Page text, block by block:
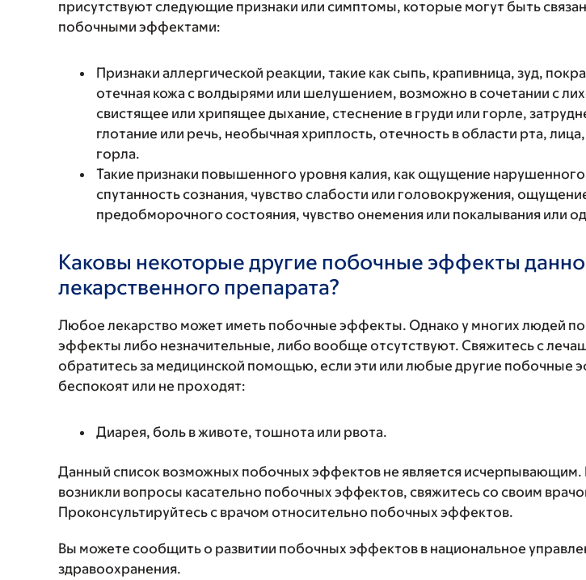
присутствуют следующие признаки или симптомы, которые могут быть
побочными эффектами:
Признаки аллергической реакции, такие как сыпь, крапивница, зуд,
отечная кожа с волдырями или шелушением, возможно в сочетании с
свистящее или хрипящее дыхание, стеснение в груди или горле,
глотание или речь, необычная хриплость, отечность в области рта,
горла.
Такие признаки повышенного уровня калия, как ощущение
спутанность сознания, чувство слабости или головокружения,
предобморочного состояния, чувство онемения или покалывания или
Каковы некоторые другие побочные эффекты
лекарственного препарата?
Любое лекарство может иметь побочные эффекты. Однако у многих людей
эффекты либо незначительные, либо вообще отсутствуют. Свяжитесь с
обратитесь за медицинской помощью, если эти или любые другие побочные
беспокоят или не проходят:
Диарея, боль в животе, тошнота или рвота.
Данный список возможных побочных эффектов не является исчерпывающим.
возникли вопросы касательно побочных эффектов, свяжитесь со своим
Проконсультируйтесь с врачом относительно побочных эффектов.
Вы можете сообщить о развитии побочных эффектов в национальное
здравоохранения.